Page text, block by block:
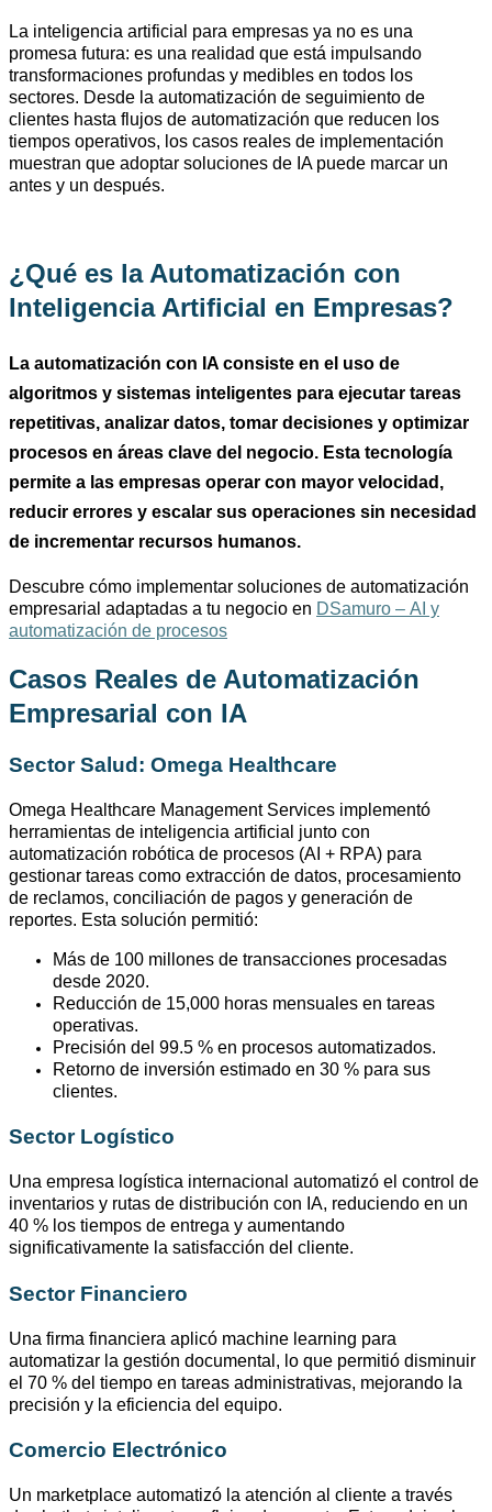
La inteligencia artificial para empresas ya no es una
promesa futura: es una realidad que está impulsando
transformaciones profundas y medibles en todos los
sectores. Desde la automatización de seguimiento de
clientes hasta flujos de automatización que reducen los
tiempos operativos, los casos reales de implementación
muestran que adoptar soluciones de IA puede marcar un
antes y un después.
¿Qué es la Automatización con
Inteligencia Artificial en Empresas?
La automatización con IA consiste en el uso de
algoritmos y sistemas inteligentes para ejecutar tareas
repetitivas, analizar datos, tomar decisiones y optimizar
procesos en áreas clave del negocio. Esta tecnología
permite a las empresas operar con mayor velocidad,
reducir errores y escalar sus operaciones sin necesidad
de incrementar recursos humanos.
Descubre cómo implementar soluciones de automatización
empresarial adaptadas a tu negocio en DSamuro – AI y
automatización de procesos
Casos Reales de Automatización
Empresarial con IA
Sector Salud: Omega Healthcare
Omega Healthcare Management Services implementó
herramientas de inteligencia artificial junto con
automatización robótica de procesos (AI + RPA) para
gestionar tareas como extracción de datos, procesamiento
de reclamos, conciliación de pagos y generación de
reportes. Esta solución permitió:
Más de 100 millones de transacciones procesadas
desde 2020.
Reducción de 15,000 horas mensuales en tareas
operativas.
Precisión del 99.5 % en procesos automatizados.
Retorno de inversión estimado en 30 % para sus
clientes.
Sector Logístico
Una empresa logística internacional automatizó el control de
inventarios y rutas de distribución con IA, reduciendo en un
40 % los tiempos de entrega y aumentando
significativamente la satisfacción del cliente.
Sector Financiero
Una firma financiera aplicó machine learning para
automatizar la gestión documental, lo que permitió disminuir
el 70 % del tiempo en tareas administrativas, mejorando la
precisión y la eficiencia del equipo.
Comercio Electrónico
Un marketplace automatizó la atención al cliente a través